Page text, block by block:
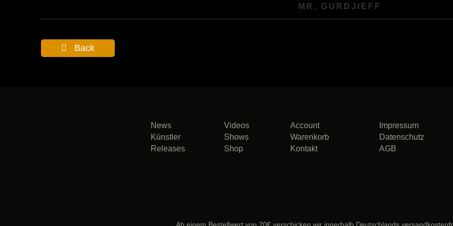
MR. GURDJIEFF
Back
News
Künstler
Releases
Videos
Shows
Shop
Account
Warenkorb
Kontakt
Impressum
Datenschutz
AGB